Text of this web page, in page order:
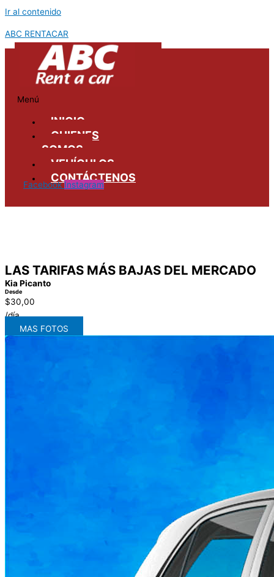
Ir al contenido
ABC RENTACAR
Menú
INICIO
QUIENES
SOMOS
VEHÍCULOS
CONTÁCTENOS
Facebook Instagram
LAS TARIFAS MÁS BAJAS DEL MERCADO
Kia Picanto
Desde
$30,00
/día
MAS FOTOS